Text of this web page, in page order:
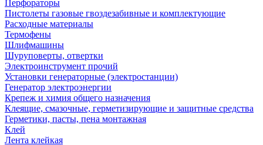
Перфораторы
Пистолеты газовые гвоздезабивные и комплектующие
Расходные материалы
Термофены
Шлифмашины
Шуруповерты, отвертки
Электроинструмент прочий
Установки генераторные (электростанции)
Генератор электроэнергии
Крепеж и химия общего назначения
Клеящие, смазочные, герметизирующие и защитные средства
Герметики, пасты, пена монтажная
Клей
Лента клейкая